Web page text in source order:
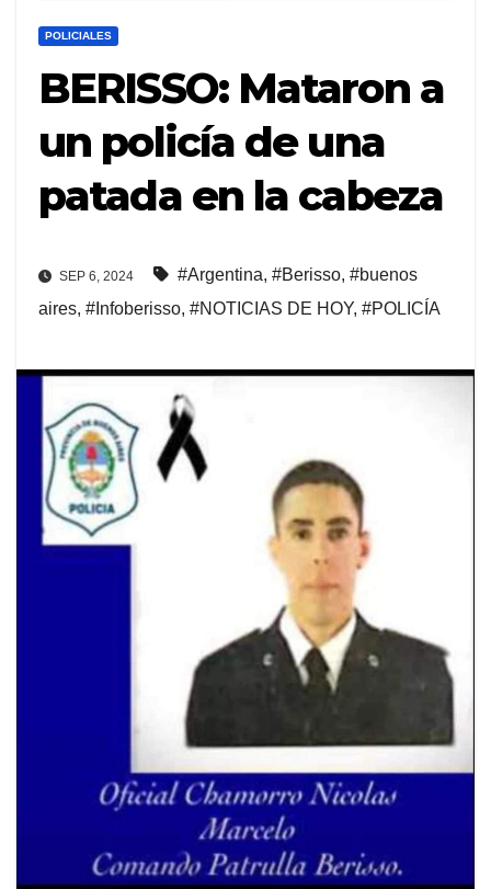
POLICIALES
BERISSO: Mataron a
un policía de una
patada en la cabeza
SEP 6, 2024 #Argentina, #Berisso, #buenos
aires, #Infoberisso, #NOTICIAS DE HOY, #POLICÍA